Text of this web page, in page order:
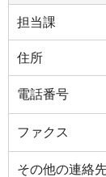
担当課
住所
電話番号
ファクス
その他の連絡